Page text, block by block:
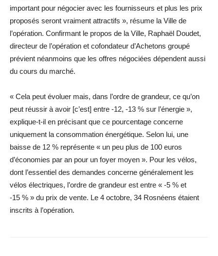
important pour négocier avec les fournisseurs et plus les prix
proposés seront vraiment attractifs », résume la Ville de
l’opération. Confirmant le propos de la Ville, Raphaël Doudet,
directeur de l’opération et cofondateur d’Achetons groupé
prévient néanmoins que les offres négociées dépendent aussi
du cours du marché.
« Cela peut évoluer mais, dans l’ordre de grandeur, ce qu’on
peut réussir à avoir [c’est] entre -12, -13 % sur l’énergie »,
explique-t-il en précisant que ce pourcentage concerne
uniquement la consommation énergétique. Selon lui, une
baisse de 12 % représente « un peu plus de 100 euros
d’économies par an pour un foyer moyen ». Pour les vélos,
dont l’essentiel des demandes concerne généralement les
vélos électriques, l’ordre de grandeur est entre « -5 % et
-15 % » du prix de vente. Le 4 octobre, 34 Rosnéens étaient
inscrits à l’opération.